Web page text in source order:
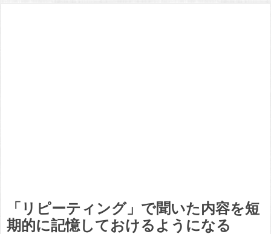
「リピーティング」で聞いた内容を短
期的に記憶しておけるようになる